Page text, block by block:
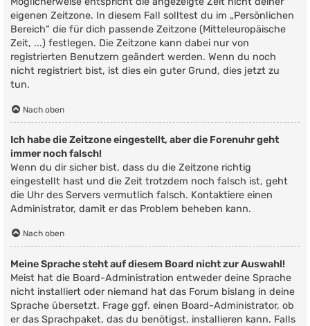
eigenen Zeitzone. In diesem Fall solltest du im „Persönlichen
Bereich“ die für dich passende Zeitzone (Mitteleuropäische
Zeit, ...) festlegen. Die Zeitzone kann dabei nur von
registrierten Benutzern geändert werden. Wenn du noch
nicht registriert bist, ist dies ein guter Grund, dies jetzt zu
tun.
Nach oben
Ich habe die Zeitzone eingestellt, aber die Forenuhr geht
immer noch falsch!
Wenn du dir sicher bist, dass du die Zeitzone richtig
eingestellt hast und die Zeit trotzdem noch falsch ist, geht
die Uhr des Servers vermutlich falsch. Kontaktiere einen
Administrator, damit er das Problem beheben kann.
Nach oben
Meine Sprache steht auf diesem Board nicht zur Auswahl!
Meist hat die Board-Administration entweder deine Sprache
nicht installiert oder niemand hat das Forum bislang in deine
Sprache übersetzt. Frage ggf. einen Board-Administrator, ob
er das Sprachpaket, das du benötigst, installieren kann. Falls